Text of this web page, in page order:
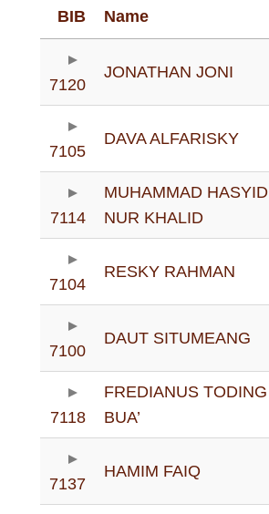
BIB Name
7120
JONATHAN JONI
7105
DAVA ALFARISKY
7114
MUHAMMAD HASYID
NUR KHALID
7104
RESKY RAHMAN
7100
DAUT SITUMEANG
7118
FREDIANUS TODING
BUA’
7137
HAMIM FAIQ